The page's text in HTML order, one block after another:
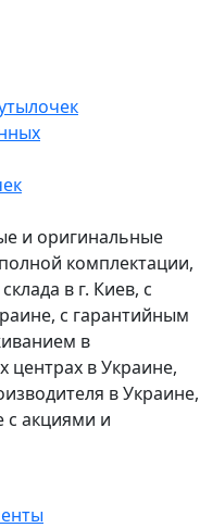
и оригинальные
комплектации,
в г. Киев, с
с гарантийным
в
центрах в Украине,
в Украине,
с акциями и